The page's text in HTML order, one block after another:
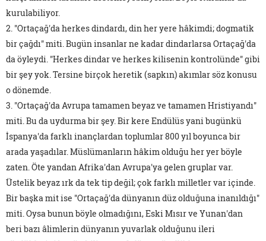
kurulabiliyor.
2. "Ortaçağ'da herkes dindardı, din her yere hâkimdi; dogmatik
bir çağdı" miti. Bugün insanlar ne kadar dindarlarsa Ortaçağ'da
da öyleydi. "Herkes dindar ve herkes kilisenin kontrolünde" gibi
bir şey yok. Tersine birçok heretik (sapkın) akımlar söz konusu
o dönemde.
3. "Ortaçağ'da Avrupa tamamen beyaz ve tamamen Hristiyandı"
miti. Bu da uydurma bir şey. Bir kere Endülüs yani bugünkü
İspanya'da farklı inançlardan toplumlar 800 yıl boyunca bir
arada yaşadılar. Müslümanların hâkim olduğu her yer böyle
zaten. Öte yandan Afrika'dan Avrupa'ya gelen gruplar var.
Üstelik beyaz ırk da tek tip değil; çok farklı milletler var içinde.
Bir başka mit ise "Ortaçağ'da dünyanın düz olduğuna inanıldığı"
miti. Oysa bunun böyle olmadığını, Eski Mısır ve Yunan'dan
beri bazı âlimlerin dünyanın yuvarlak olduğunu ileri